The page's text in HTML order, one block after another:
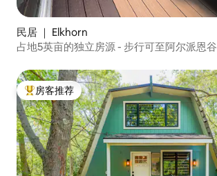
民居 ｜ Elkhorn
占地5英亩的独立房源 - 步行可至阿尔派恩谷
热门「房客推荐」
房客推荐